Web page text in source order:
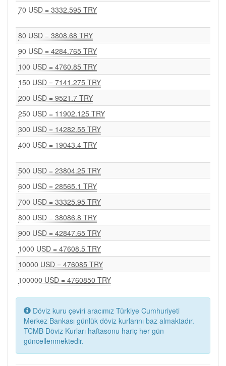
70 USD = 3332.595 TRY
80 USD = 3808.68 TRY
90 USD = 4284.765 TRY
100 USD = 4760.85 TRY
150 USD = 7141.275 TRY
200 USD = 9521.7 TRY
250 USD = 11902.125 TRY
300 USD = 14282.55 TRY
400 USD = 19043.4 TRY
500 USD = 23804.25 TRY
600 USD = 28565.1 TRY
700 USD = 33325.95 TRY
800 USD = 38086.8 TRY
900 USD = 42847.65 TRY
1000 USD = 47608.5 TRY
10000 USD = 476085 TRY
100000 USD = 4760850 TRY
Döviz kuru çeviri aracımız Türkiye Cumhuriyeti
Merkez Bankası günlük döviz kurlarını baz almaktadır.
TCMB Döviz Kurları haftasonu hariç her gün
güncellenmektedir.